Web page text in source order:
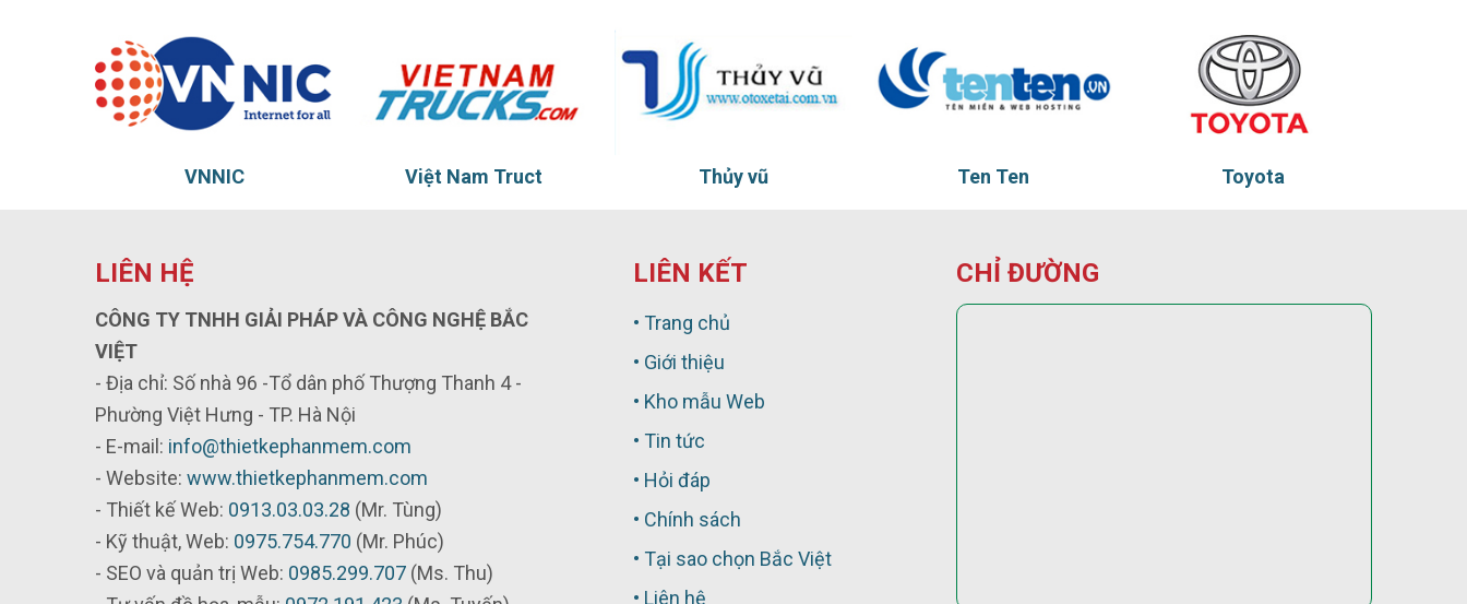
Việt Nam Truct Thủy vũ Ten Ten Toyota Tadu
LIÊN HỆ
CÔNG TY TNHH GIẢI PHÁP VÀ CÔNG NGHỆ BẮC
VIỆT
- Địa chỉ: Số nhà 96 -Tổ dân phố Thượng Thanh 4 -
Phường Việt Hưng - TP. Hà Nội
- E-mail: info@thietkephanmem.com
- Website: www.thietkephanmem.com
- Thiết kế Web: 0913.03.03.28 (Mr. Tùng)
- Kỹ thuật, Web: 0975.754.770 (Mr. Phúc)
- SEO và quản trị Web: 0985.299.707 (Ms. Thu)
LIÊN KẾT
• Trang chủ
• Giới thiệu
• Kho mẫu Web
• Tin tức
• Hỏi đáp
• Chính sách
• Tại sao chọn Bắc Việt
• Liên hệ
CHỈ ĐƯỜNG